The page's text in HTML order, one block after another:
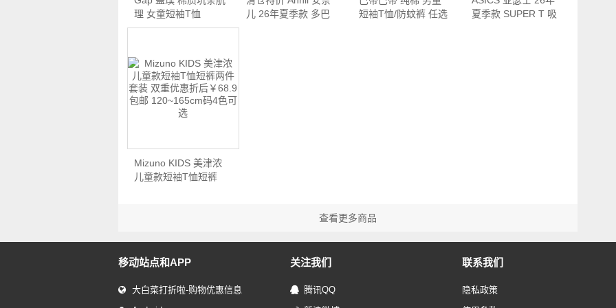
理 女童短袖T恤
7444…
儿 26年夏季款 多巴
短袖T恤/防蚊裤 任选
夏季款 SUPER T 吸
Mizuno KIDS 美津浓
儿童款短袖T恤短裤
查看更多商品
移动站点和APP
大白菜打折啦-购物优惠信息
关注我们
腾讯QQ
联系我们
隐私政策